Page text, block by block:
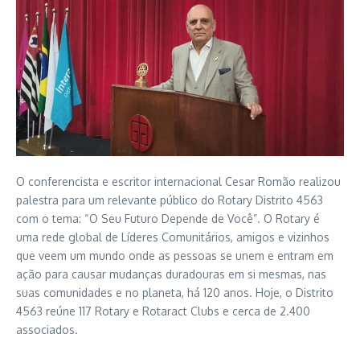
O conferencista e escritor internacional Cesar Romão realizou
palestra para um relevante público do Rotary Distrito 4563
com o tema: “O Seu Futuro Depende de Você”. O Rotary é
uma rede global de Líderes Comunitários, amigos e vizinhos
que veem um mundo onde as pessoas se unem e entram em
ação para causar mudanças duradouras em si mesmas, nas
suas comunidades e no planeta, há 120 anos. Hoje, o Distrito
4563 reúne 117 Rotary e Rotaract Clubs e cerca de 2.400
associados.